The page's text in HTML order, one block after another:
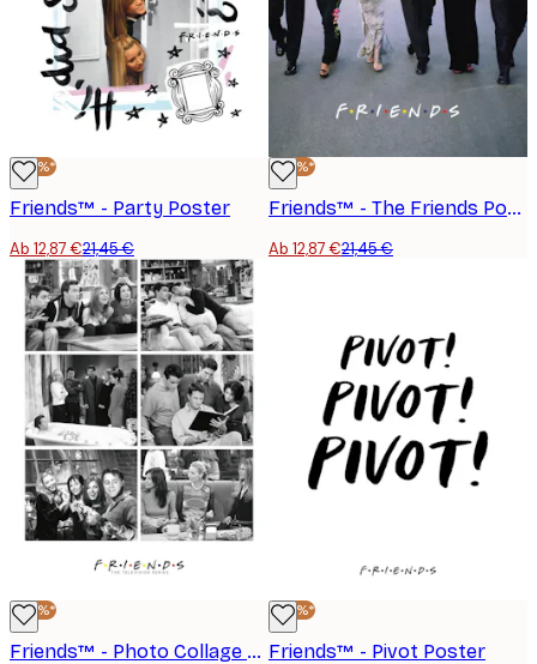
-40%*
Friends™ - Party Poster
Ab 12,87 €21,45 €
-40%*
Friends™ - The Friends Portrayed No1 Poster
Ab 12,87 €21,45 €
-40%*
Friends™ - Photo Collage Poster
-40%*
Friends™ - Pivot Poster